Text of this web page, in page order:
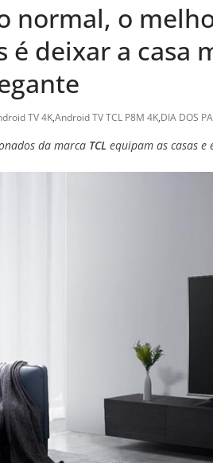
normal, o
é deixar a casa
TV 4K,Android TV TCL P8M 4K,DIA DOS
da marca TCL equipam as casas